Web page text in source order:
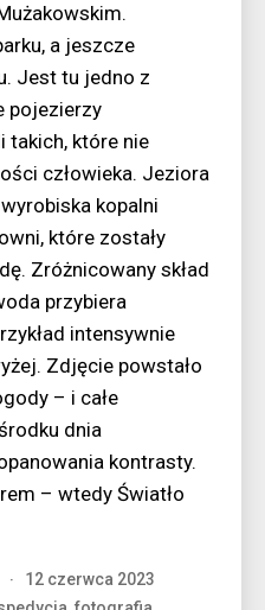
a jeszcze
Jest tu jedno z
pojezierzy
takich, które nie
człowieka. Jeziora
kopalni
które zostały
Zróżnicowany skład
przybiera
intensywnie
Zdjęcie powstało
– i całe
dnia
kontrasty.
– wtedy Światło
12 czerwca 2023